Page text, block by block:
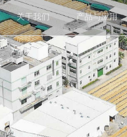
关于我们 产品与应用